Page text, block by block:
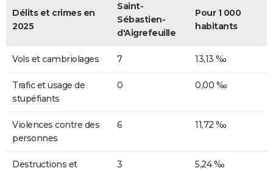
Délits et crimes en
2025
Saint-
Sébastien-
d'Aigrefeuille
Pour 1 000
habitants
Vols et cambriolages 7 13,13 ‰
Trafic et usage de
stupéfiants
0 0,00 ‰
Violences contre des
personnes
6 11,72 ‰
Destructions et
3 5,24 ‰